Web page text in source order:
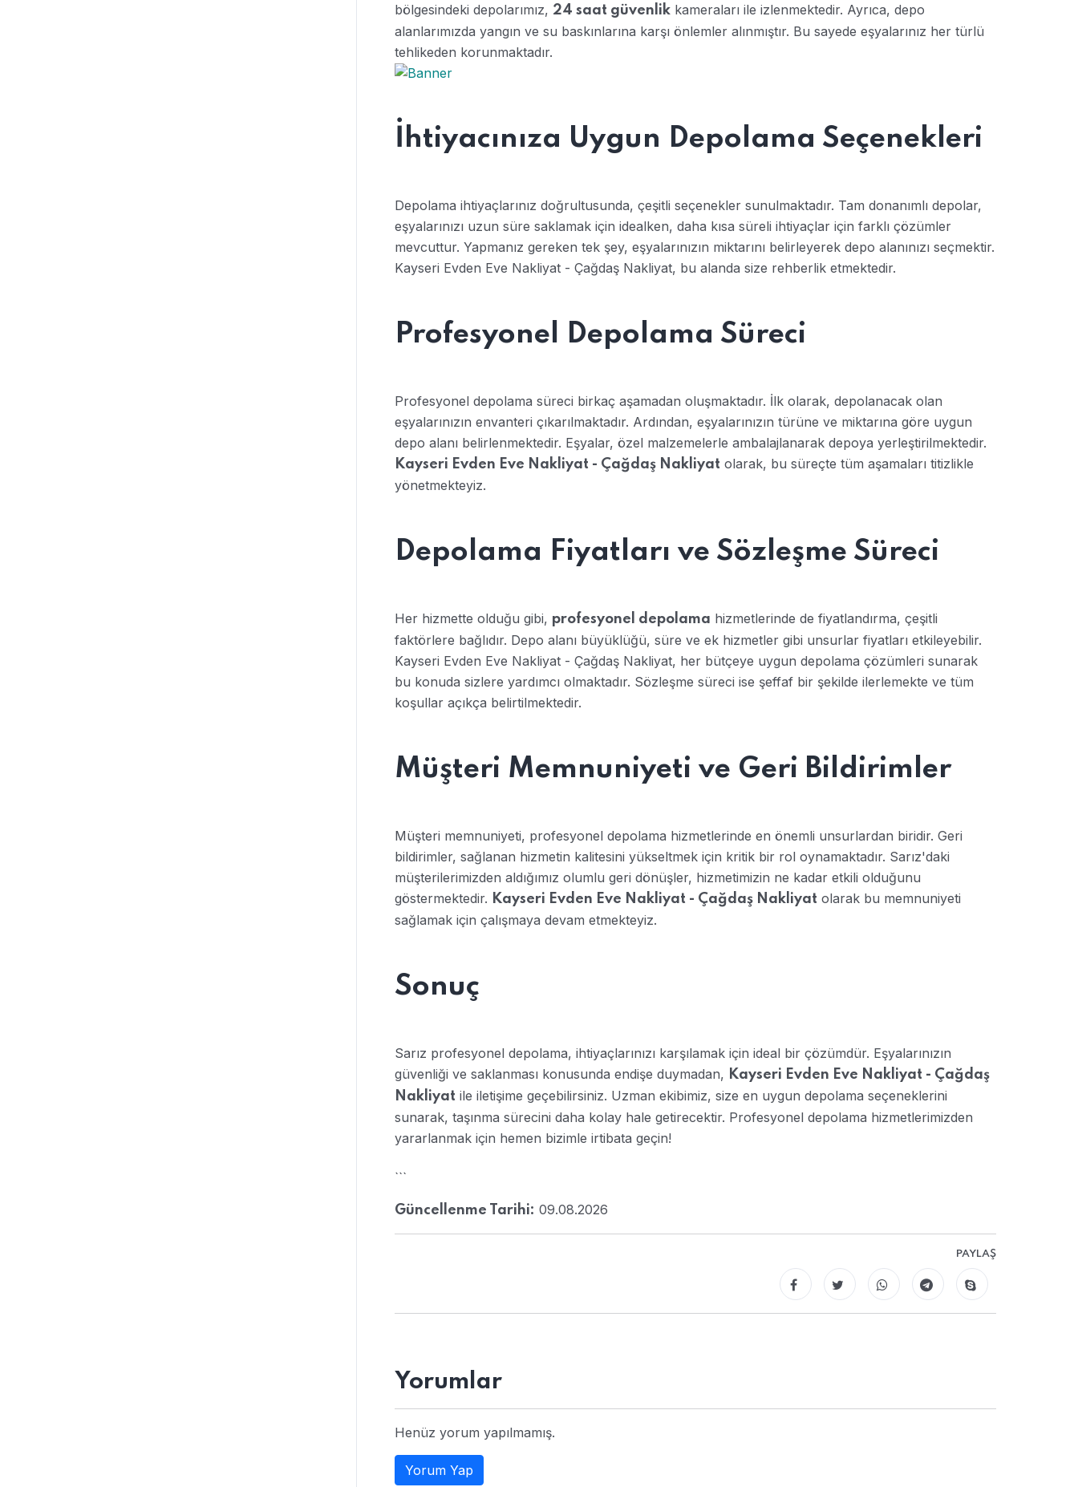
bölgesindeki depolarımız, 24 saat güvenlik kameraları ile izlenmektedir. Ayrıca, depo
alanlarımızda yangın ve su baskınlarına karşı önlemler alınmıştır. Bu sayede eşyalarınız her türlü
tehlikeden korunmaktadır.
İhtiyacınıza Uygun Depolama Seçenekleri
Depolama ihtiyaçlarınız doğrultusunda, çeşitli seçenekler sunulmaktadır. Tam donanımlı depolar,
eşyalarınızı uzun süre saklamak için idealken, daha kısa süreli ihtiyaçlar için farklı çözümler
mevcuttur. Yapmanız gereken tek şey, eşyalarınızın miktarını belirleyerek depo alanınızı seçmektir.
Kayseri Evden Eve Nakliyat - Çağdaş Nakliyat, bu alanda size rehberlik etmektedir.
Profesyonel Depolama Süreci
Profesyonel depolama süreci birkaç aşamadan oluşmaktadır. İlk olarak, depolanacak olan
eşyalarınızın envanteri çıkarılmaktadır. Ardından, eşyalarınızın türüne ve miktarına göre uygun
depo alanı belirlenmektedir. Eşyalar, özel malzemelerle ambalajlanarak depoya yerleştirilmektedir.
Kayseri Evden Eve Nakliyat - Çağdaş Nakliyat olarak, bu süreçte tüm aşamaları titizlikle
yönetmekteyiz.
Depolama Fiyatları ve Sözleşme Süreci
Her hizmette olduğu gibi, profesyonel depolama hizmetlerinde de fiyatlandırma, çeşitli
faktörlere bağlıdır. Depo alanı büyüklüğü, süre ve ek hizmetler gibi unsurlar fiyatları etkileyebilir.
Kayseri Evden Eve Nakliyat - Çağdaş Nakliyat, her bütçeye uygun depolama çözümleri sunarak
bu konuda sizlere yardımcı olmaktadır. Sözleşme süreci ise şeffaf bir şekilde ilerlemekte ve tüm
koşullar açıkça belirtilmektedir.
Müşteri Memnuniyeti ve Geri Bildirimler
Müşteri memnuniyeti, profesyonel depolama hizmetlerinde en önemli unsurlardan biridir. Geri
bildirimler, sağlanan hizmetin kalitesini yükseltmek için kritik bir rol oynamaktadır. Sarız'daki
müşterilerimizden aldığımız olumlu geri dönüşler, hizmetimizin ne kadar etkili olduğunu
göstermektedir. Kayseri Evden Eve Nakliyat - Çağdaş Nakliyat olarak bu memnuniyeti
sağlamak için çalışmaya devam etmekteyiz.
Sonuç
Sarız profesyonel depolama, ihtiyaçlarınızı karşılamak için ideal bir çözümdür. Eşyalarınızın
güvenliği ve saklanması konusunda endişe duymadan, Kayseri Evden Eve Nakliyat - Çağdaş
Nakliyat ile iletişime geçebilirsiniz. Uzman ekibimiz, size en uygun depolama seçeneklerini
sunarak, taşınma sürecini daha kolay hale getirecektir. Profesyonel depolama hizmetlerimizden
yararlanmak için hemen bizimle irtibata geçin!
```
Güncellenme Tarihi: 09.08.2026
PAYLAŞ
Yorumlar
Henüz yorum yapılmamış.
Yorum Yap